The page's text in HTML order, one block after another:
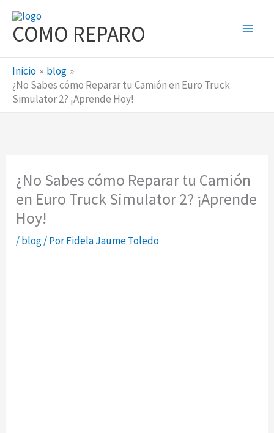
contenido
COMO REPARO
Inicio
blog
¿No Sabes cómo Reparar tu Camión en Euro Truck
Simulator 2? ¡Aprende Hoy!
¿No Sabes cómo Reparar tu Camión
en Euro Truck Simulator 2? ¡Aprende
Hoy!
/blog/ PorFidela Jaume Toledo